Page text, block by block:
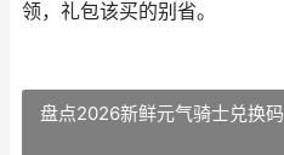
领，礼包该买的别省。
盘点2026新鲜元气骑士兑换码